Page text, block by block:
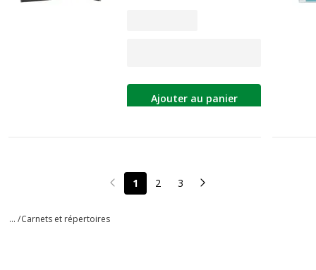
Ajouter au panier
Page précédente
1 2 3 Page suivante
... /Carnets et répertoires